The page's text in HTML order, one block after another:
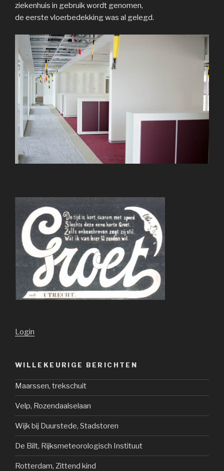
ziekenhuis in gebruik wordt genomen,
de eerste vloerbedekking was al gelegd.
Login
WILLEKEURIGE BERICHTEN
Maarssen, trekschuit
Velp, Rozendaalselaan
Wijk bij Duurstede, Stadstoren
De Bilt, Rijksmeteorologisch Instituut
Rotterdam, Zittend kind